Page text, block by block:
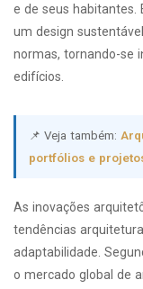
e de seus habitantes.
um design
normas, tornando-se
edifícios.
📌 Veja também:
portfólios e
As inovações
tendências
adaptabilidade.
o mercado global de